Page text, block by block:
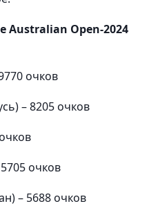
Australian Open-2024
очков
– 8205 очков
очков
– 5688 очков